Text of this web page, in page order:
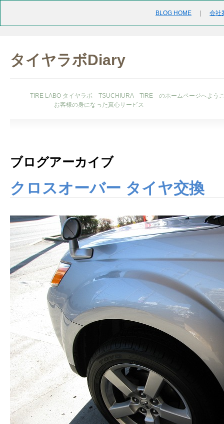
BLOG HOME 会社
タイヤラボDiary
TIRE LABO タイヤラボ TSUCHIURA TIRE のホームページへよう
お客様の身になった真心サービス
ブログアーカイブ
クロスオーバー タイヤ交換